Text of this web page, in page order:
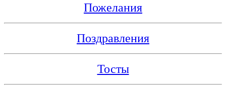
Пожелания
Поздравления
Тосты